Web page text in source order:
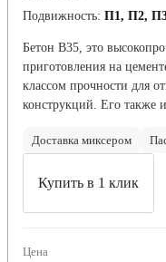
Подвижность: П1, П2,
Бетон В35, это
приготовления на
классом прочности для
конструкций. Его также
Доставка миксером
Купить в 1 клик
Цена